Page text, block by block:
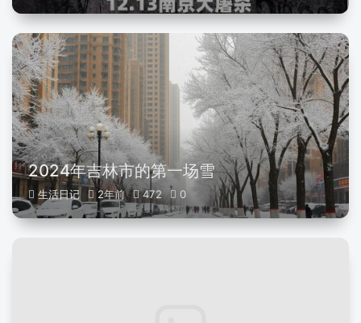
2024年吉林市的第一场雪
生活日记 2年前 472 0